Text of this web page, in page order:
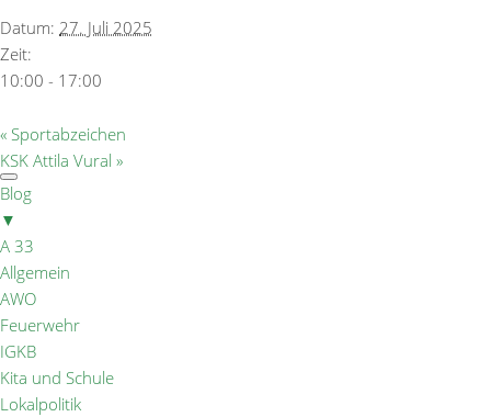
Datum: 27. Juli 2025
Zeit:
10:00 - 17:00
« Sportabzeichen
KSK Attila Vural »
Blog
▼
A 33
Allgemein
AWO
Feuerwehr
IGKB
Kita und Schule
Lokalpolitik